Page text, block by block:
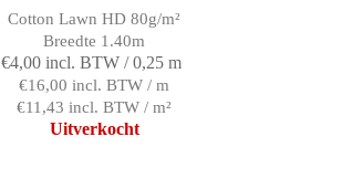
Cotton Lawn HD 80g/m²
Breedte 1.40m
€4,00 incl. BTW / 0,25 m
€16,00 incl. BTW / m
€11,43 incl. BTW / m²
Uitverkocht